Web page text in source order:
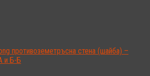
противоземетръсна стена (шайба) –
и Б-Б